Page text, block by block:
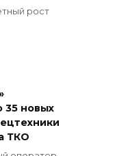
рост
35 новых
ТКО